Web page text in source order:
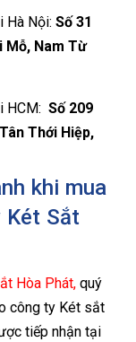
Hà Nội: Số 31
Mỗ, Nam Từ
HCM: Số 209
Thới Hiệp,
khi mua
Két Sắt
Hòa Phát, quý
công ty Két sắt
tiếp nhận tại